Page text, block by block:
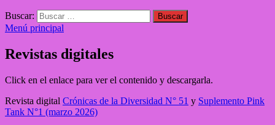
Buscar:
Menú principal
Revistas digitales
Click en el enlace para ver el contenido y descargarla.
Revista digital Crónicas de la Diversidad N° 51 y Suplemento Pink
Tank N°1 (marzo 2026)